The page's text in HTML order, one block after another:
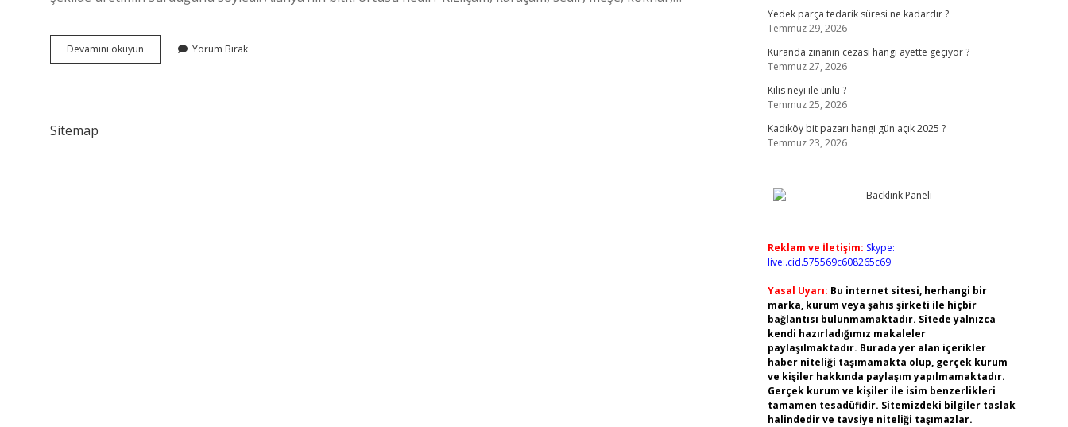
Devamını okuyun Alanyada
Fındık
Yorum Bırak
Sitemap
Yedek parça tedarik süresi ne kadardır ?
Temmuz 29, 2026
Kuranda zinanın cezası hangi ayette geçiyor ?
Temmuz 27, 2026
Kilis neyi ile ünlü ?
Temmuz 25, 2026
Kadıköy bit pazarı hangi gün açık 2025 ?
Temmuz 23, 2026
Reklam ve İletişim: Skype:
live:.cid.575569c608265c69
Yasal Uyarı: Bu internet sitesi, herhangi bir
marka, kurum veya şahıs şirketi ile hiçbir
bağlantısı bulunmamaktadır. Sitede yalnızca
kendi hazırladığımız makaleler
paylaşılmaktadır. Burada yer alan içerikler
haber niteliği taşımamakta olup, gerçek kurum
ve kişiler hakkında paylaşım yapılmamaktadır.
Gerçek kurum ve kişiler ile isim benzerlikleri
tamamen tesadüfidir. Sitemizdeki bilgiler taslak
halindedir ve tavsiye niteliği taşımazlar.